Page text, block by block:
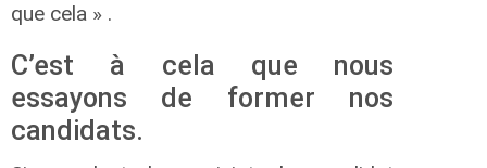
que cela » .
C’est à cela que nous
essayons de former nos
candidats.